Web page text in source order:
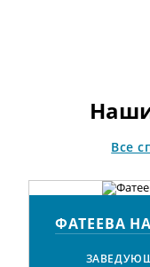
Все
ФАТЕЕВА